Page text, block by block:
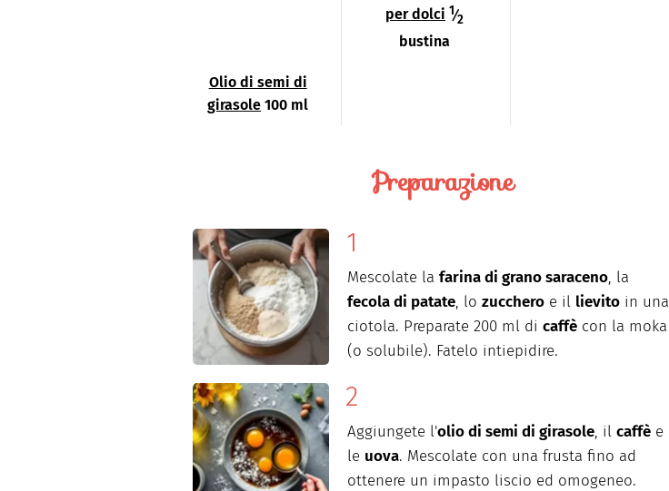
per dolci 1⁄2
bustina
Olio di semi di
girasole 100 ml
Preparazione
Mescolate la farina di grano saraceno, la
fecola di patate, lo zucchero e il lievito in una
ciotola. Preparate 200 ml di caffè con la moka
(o solubile). Fatelo intiepidire.
Aggiungete l'olio di semi di girasole, il caffè e
le uova. Mescolate con una frusta fino ad
ottenere un impasto liscio ed omogeneo.